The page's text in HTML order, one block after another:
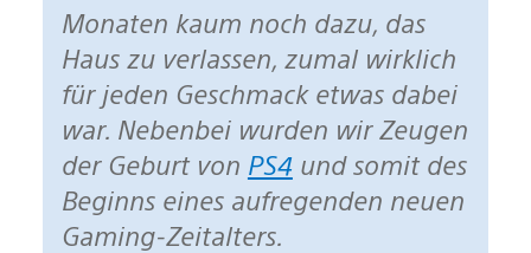
Monaten kaum noch dazu, das
Haus zu verlassen, zumal wirklich
für jeden Geschmack etwas dabei
war. Nebenbei wurden wir Zeugen
der Geburt von PS4und somit des
Beginns eines aufregenden neuen
Gaming-Zeitalters.